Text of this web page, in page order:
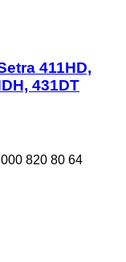
411HD,
431DT
820 80 64